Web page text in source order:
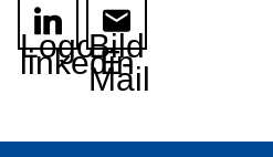
Logo
linkedin
Bild
E-
Mail